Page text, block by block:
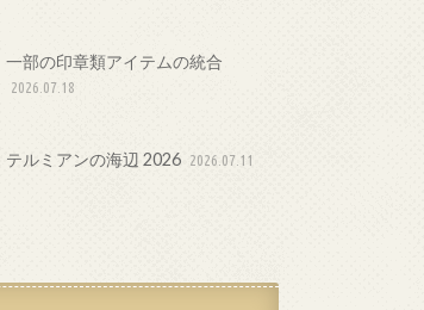
一部の印章類アイテムの統合
2026.07.18
テルミアンの海辺 2026 2026.07.11